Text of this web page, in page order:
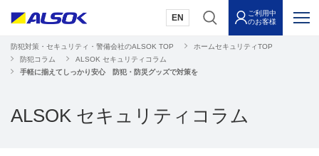
EN
ご利用中
のお客様
防犯対策・セキュリティ・警備会社のALSOK TOP
ホームセキュリティTOP
防犯コラム
ALSOK セキュリティコラム
手軽に揃えてしっかり安心 防犯・防災グッズで対策を
ALSOK セキュリティコラム